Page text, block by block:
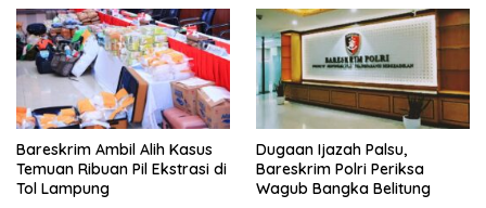
Bareskrim Ambil Alih Kasus
Temuan Ribuan Pil Ekstrasi di
Tol Lampung
Dugaan Ijazah Palsu,
Bareskrim Polri Periksa
Wagub Bangka Belitung